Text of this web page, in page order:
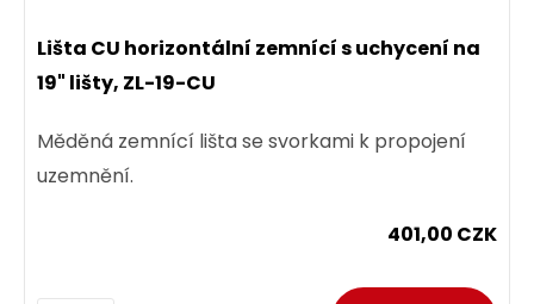
Lišta CU horizontální zemnící s uchycení na
19" lišty, ZL-19-CU
Měděná zemnící lišta se svorkami k propojení
uzemnění.
401,00 CZK